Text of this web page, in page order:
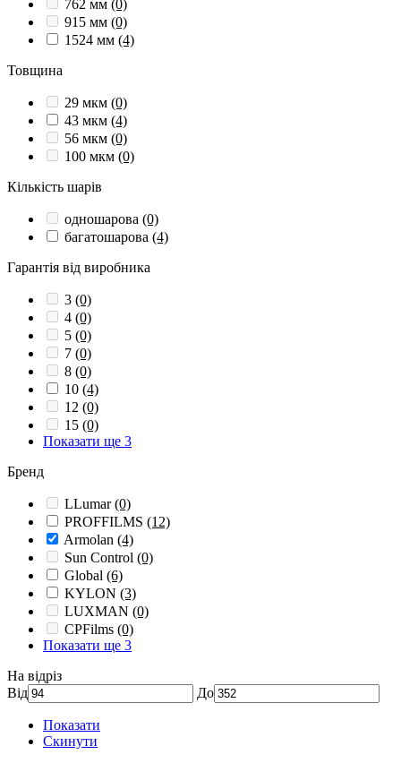
762 мм (0)
915 мм (0)
1524 мм (4)
Товщина
29 мкм (0)
43 мкм (4)
56 мкм (0)
100 мкм (0)
Кількість шарів
одношарова (0)
багатошарова (4)
Гарантія від виробника
3 (0)
4 (0)
5 (0)
7 (0)
8 (0)
10 (4)
12 (0)
15 (0)
Показати ще 3
Бренд
LLumar(0)
PROFFILMS (12)
Armolan (4)
Sun Control (0)
Global (6)
KYLON (3)
LUXMAN (0)
CPFilms (0)
Показати ще 3
На відріз
Від
До
Показати
Скинути